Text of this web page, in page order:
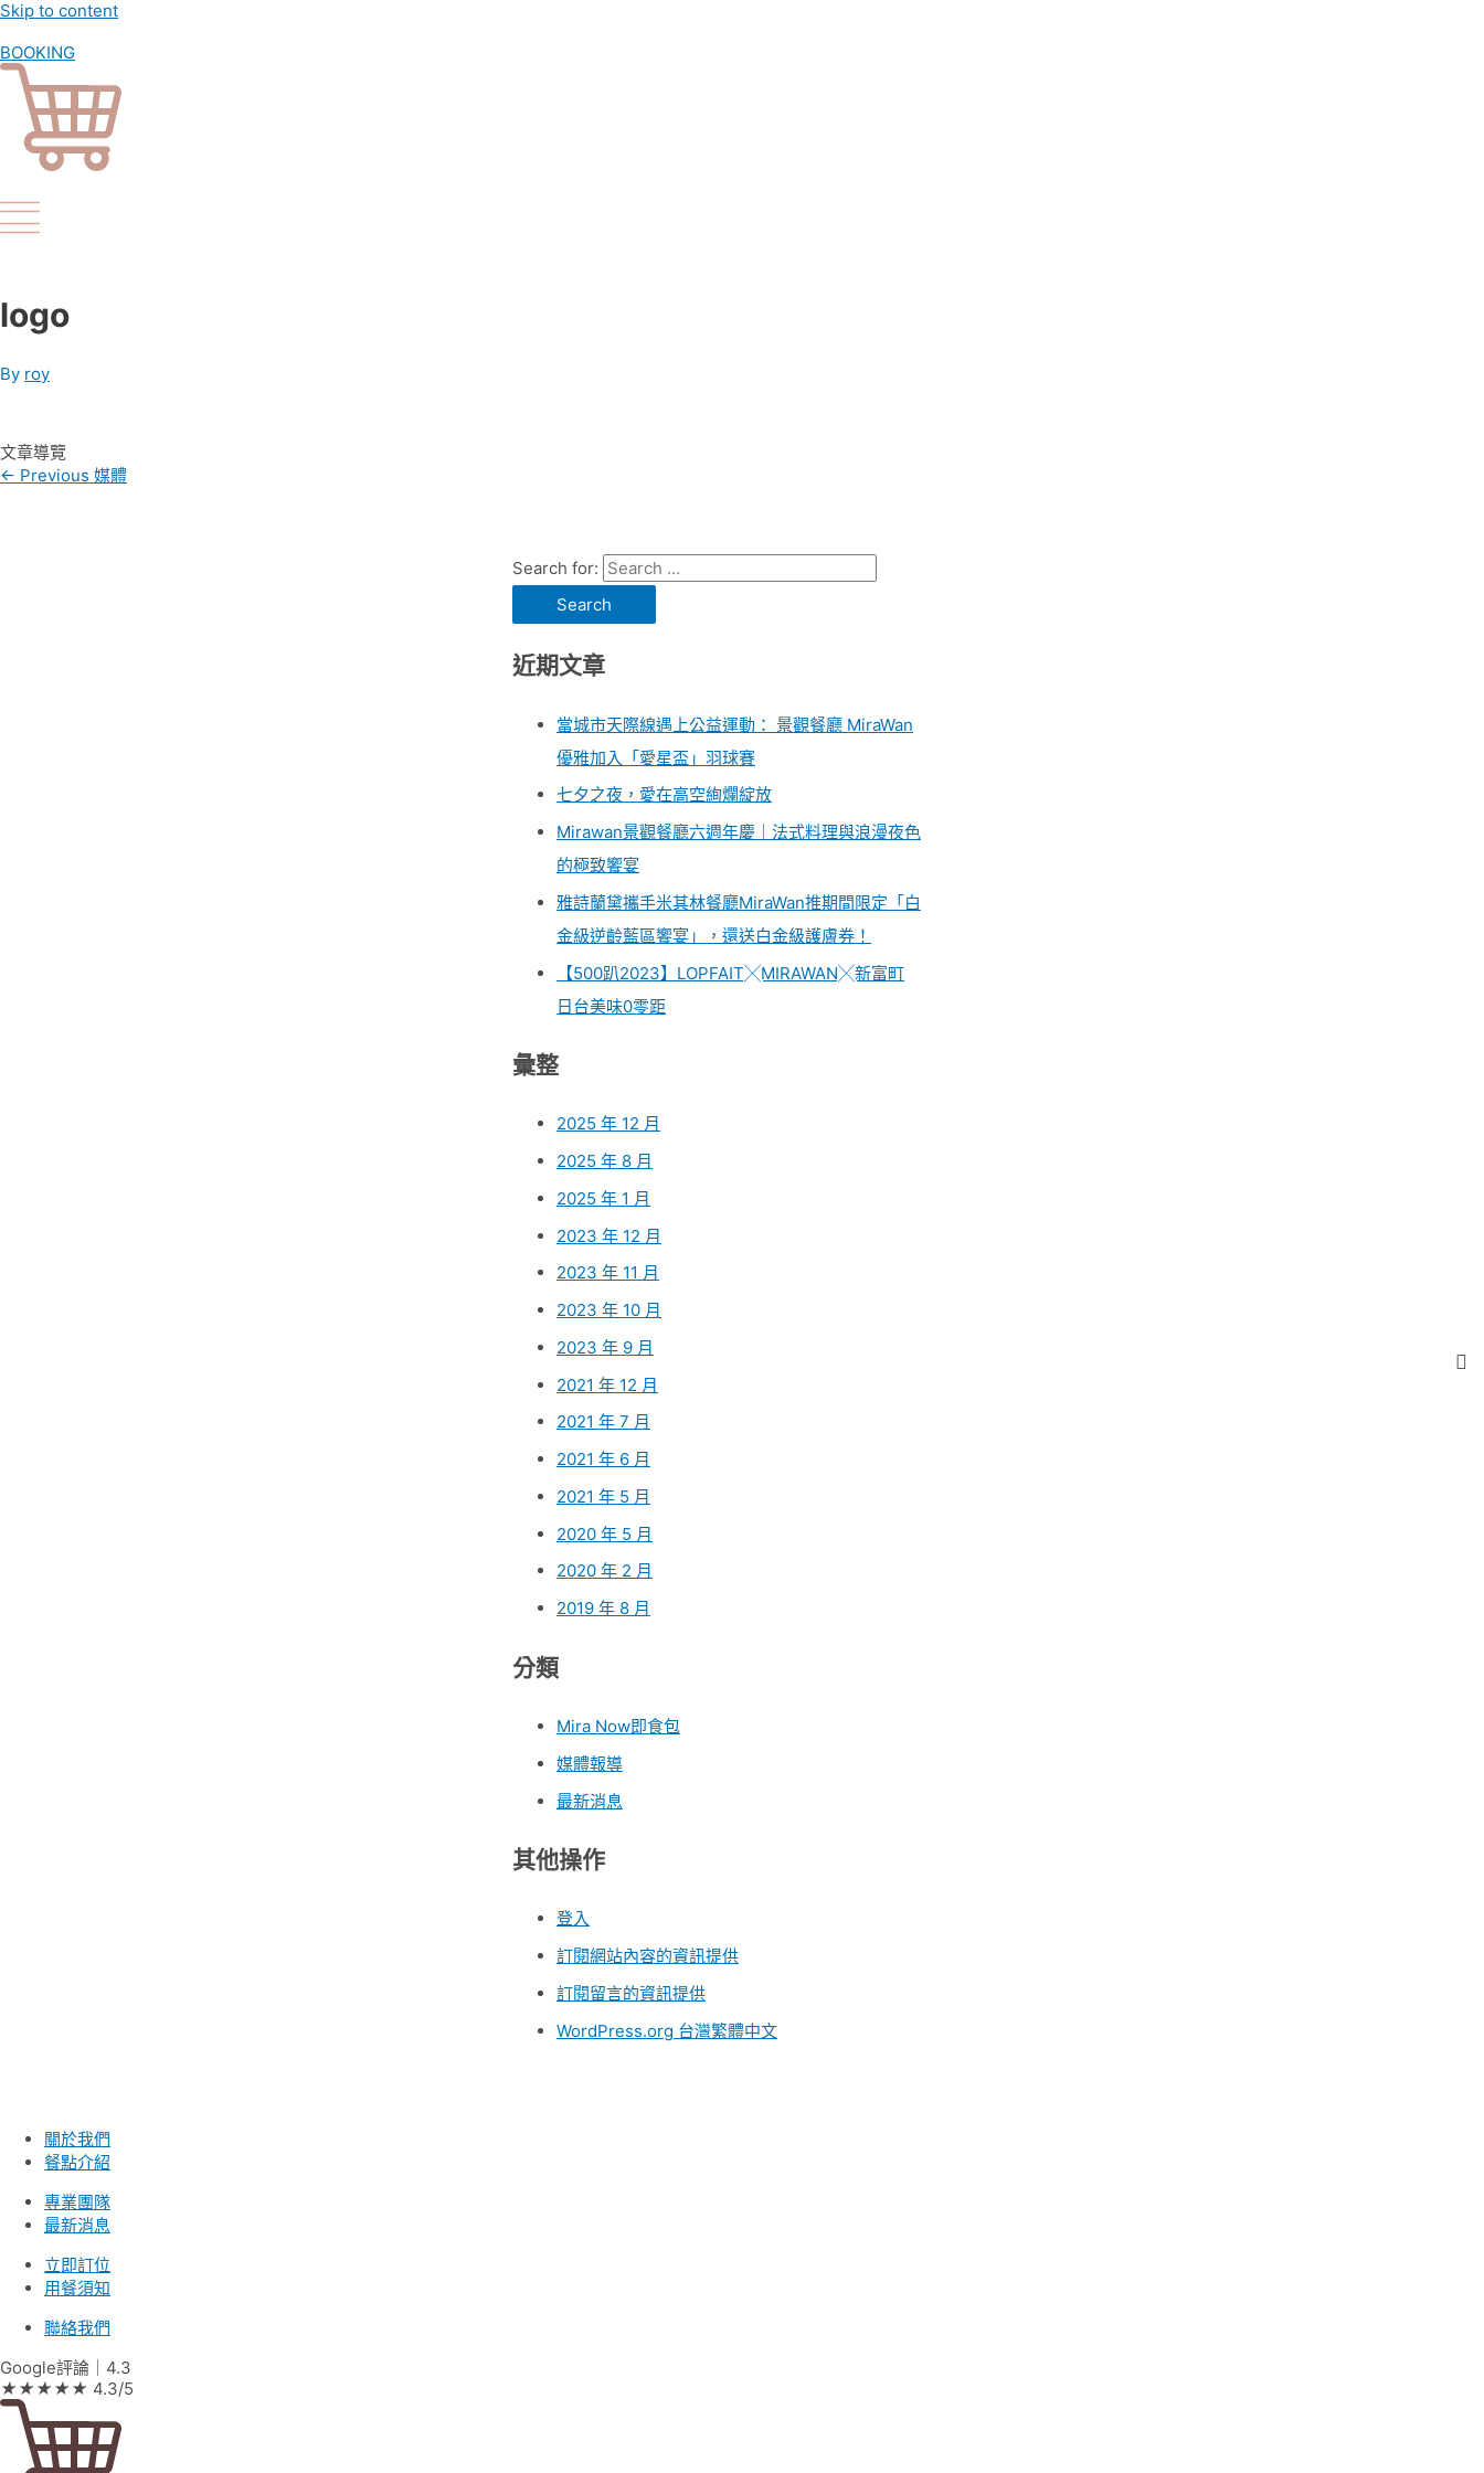
Skip to content
BOOKING
logo
By roy
文章導覽
← Previous 媒體
Search for:
近期文章
當城市天際線遇上公益運動： 景觀餐廳 MiraWan
優雅加入「愛星盃」羽球賽
七夕之夜，愛在高空絢爛綻放
Mirawan景觀餐廳六週年慶｜法式料理與浪漫夜色
的極致饗宴
雅詩蘭黛攜手米其林餐廳MiraWan推期間限定「白
金級逆齡藍區饗宴」，還送白金級護膚券！
【500趴2023】LOPFAIT╳MIRAWAN╳新富町
日台美味0零距
彙整
2025 年 12 月
2025 年 8 月
2025 年 1 月
2023 年 12 月
2023 年 11 月
2023 年 10 月
2023 年 9 月
2021 年 12 月
2021 年 7 月
2021 年 6 月
2021 年 5 月
2020 年 5 月
2020 年 2 月
2019 年 8 月
分類
Mira Now即食包
媒體報導
最新消息
其他操作
登入
訂閱網站內容的資訊提供
訂閱留言的資訊提供
WordPress.org 台灣繁體中文
關於我們
餐點介紹
專業團隊
最新消息
立即訂位
用餐須知
聯絡我們
Google評論｜4.3
★★★★★ 4.3/5